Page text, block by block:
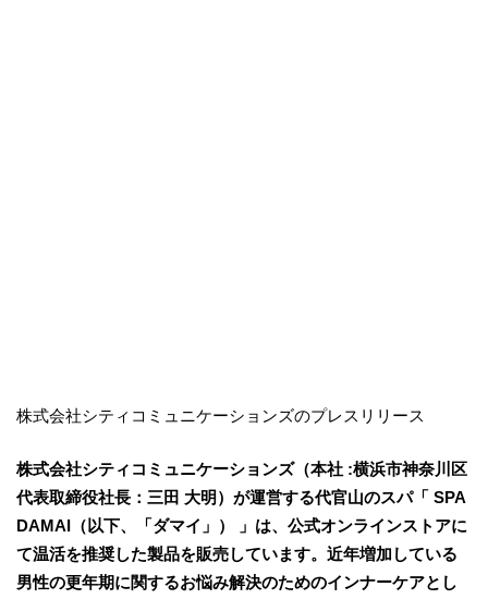
株式会社シティコミュニケーションズのプレスリリース
株式会社シティコミュニケーションズ（本社 :横浜市神奈川区
代表取締役社⻑：三田 大明）が運営する代官山のスパ「 SPA
DAMAI（以下、「ダマイ」） 」は、公式オンラインストアに
て温活を推奨した製品を販売しています。近年増加している
男性の更年期に関するお悩み解決のためのインナーケアとし